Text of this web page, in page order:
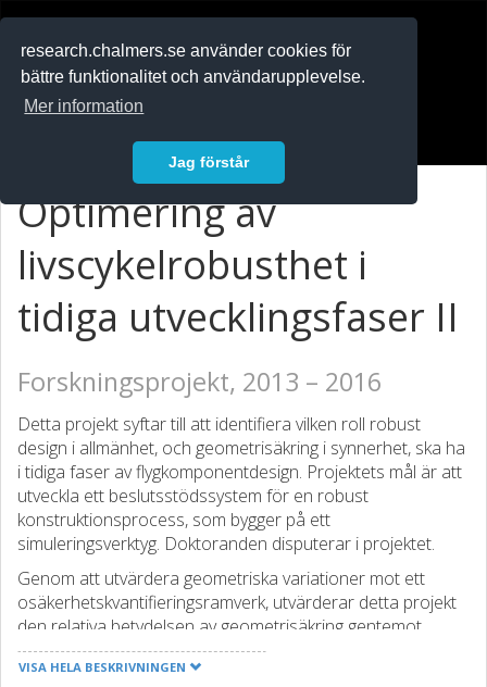
research.chalmers.se använder cookies för
bättre funktionalitet och användarupplevelse.
Mer information
Jag förstår
Optimering av
livscykelrobusthet i
tidiga utvecklingsfaser II
Forskningsprojekt, 2013 – 2016
Detta projekt syftar till att identifiera vilken roll robust
design i allmänhet, och geometrisäkring i synnerhet, ska ha
i tidiga faser av flygkomponentdesign. Projektets mål är att
utveckla ett beslutsstödssystem för en robust
konstruktionsprocess, som bygger på ett
simuleringsverktyg. Doktoranden disputerar i projektet.
Genom att utvärdera geometriska variationer mot ett
osäkerhetskvantifieringsramverk, utvärderar detta projekt
den relativa betydelsen av geometrisäkring gentemot
andra aktiviteter inom produktutveckling. Det nya
multidisciplinära beslutssystem för robust konstruktion
VISA HELA BESKRIVNINGEN